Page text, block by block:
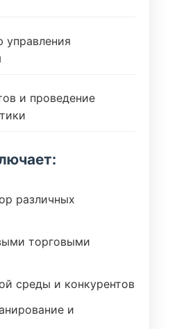
управления
и проведение
различных
торговыми
среды и конкурентов
и